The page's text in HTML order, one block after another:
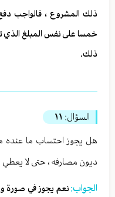
ذلك المشروع ، فالواجب
خمسا على نفس المبلغ الذي
ذلك.
السؤال: ١١
هل يجوز احتساب ما عنده من
ديون مصارفه ، حتى لا
الجواب:نعم يجوز في صورة